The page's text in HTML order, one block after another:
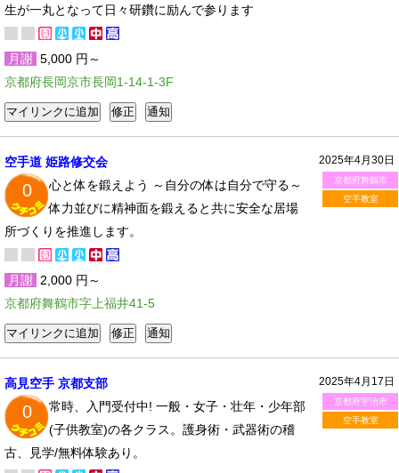
生が一丸となって日々研鑽に励んで参ります
月謝 5,000 円～
京都府長岡京市長岡1-14-1-3F
2025年4月30日
京都府舞鶴市
空手教室
空手道 姫路修交会
0
心と体を鍛えよう ～自分の体は自分で守る～
体力並びに精神面を鍛えると共に安全な居場
所づくりを推進します。
月謝 2,000 円～
京都府舞鶴市字上福井41-5
2025年4月17日
京都府宇治市
空手教室
高見空手 京都支部
0
常時、入門受付中! 一般・女子・壮年・少年部
(子供教室)の各クラス。護身術・武器術の稽
古、見学/無料体験あり。